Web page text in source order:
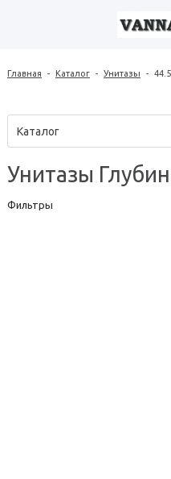
Главная - Каталог - Унитазы - 44.5
Каталог
Унитазы
Фильтры